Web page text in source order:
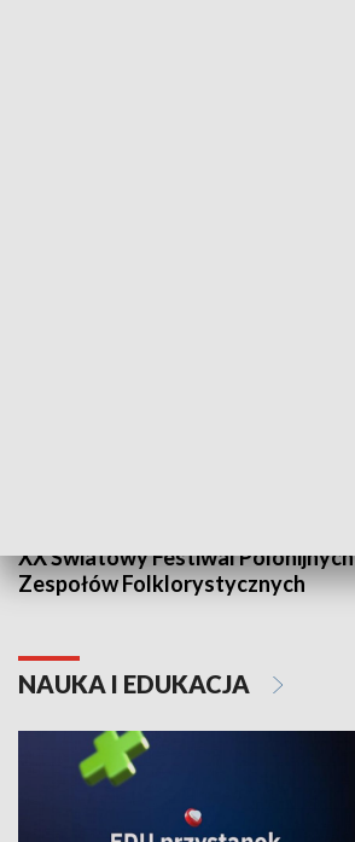
XX Światowy Festiwal Polonijnych
Zespołów Folklorystycznych
NAUKA I EDUKACJA